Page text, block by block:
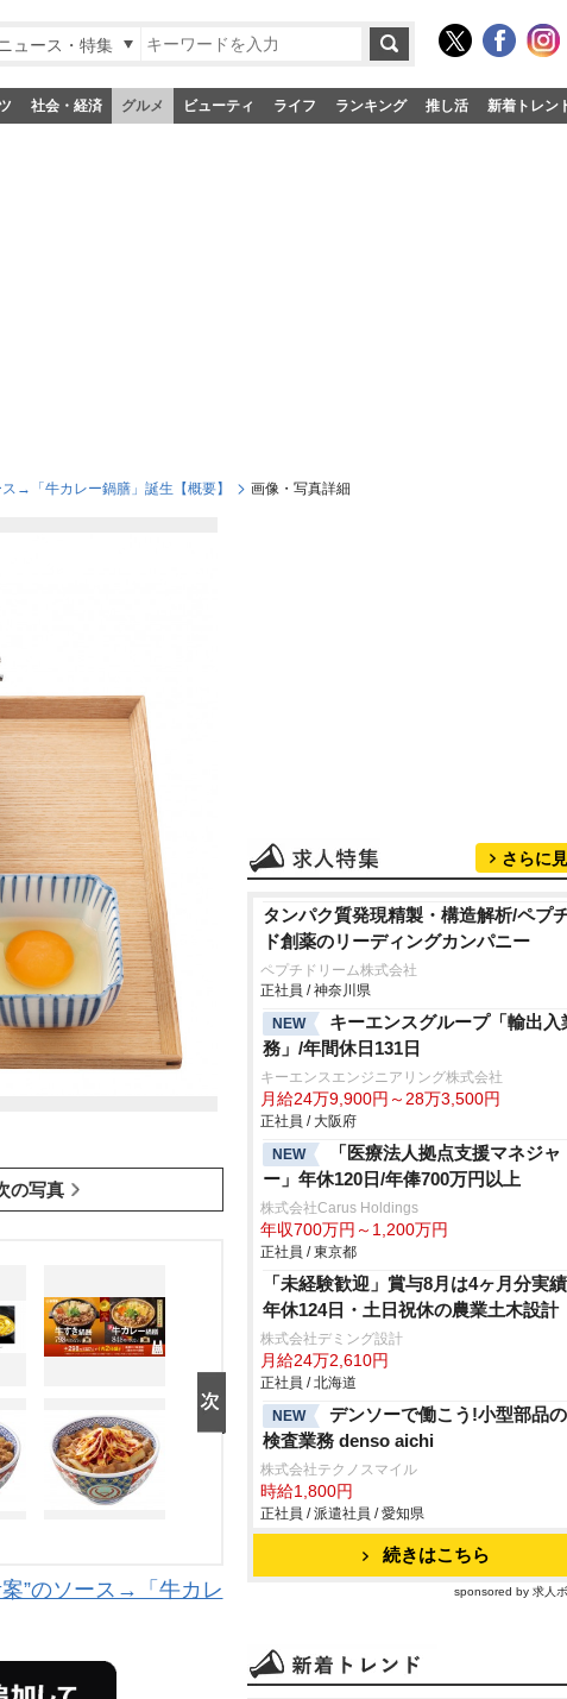
ニュース・特集
社会・経済 グルメ ビューティ ライフ ランキング 推し活 新着トレン
→「牛カレー鍋膳」誕生【概要】 画像・写真詳細
の写真
”のソース→「牛カレ
さらに
タンパク質発現精製・構造解析/ペプ
ド創薬のリーディングカンパニー
ペプチドリーム株式会社
正社員 / 神奈川県
NEW
キーエンスグループ「輸出入
務」/年間休日131日
キーエンスエンジニアリング株式会社
月給24万9,900円～28万3,500円
正社員 / 大阪府
NEW
「医療法人拠点支援マネジャ
ー」年休120日/年俸700万円以上
株式会社Carus Holdings
年収700万円～1,200万円
正社員 / 東京都
「未経験歓迎」賞与8月は4ヶ月分実
年休124日・土日祝休の農業土木設計
株式会社デミング設計
月給24万2,610円
正社員 / 北海道
NEW
デンソーで働こう!小型部品の
検査業務 denso aichi
株式会社テクノスマイル
時給1,800円
正社員 / 派遣社員 / 愛知県
続きはこちら
sponsored by 求人